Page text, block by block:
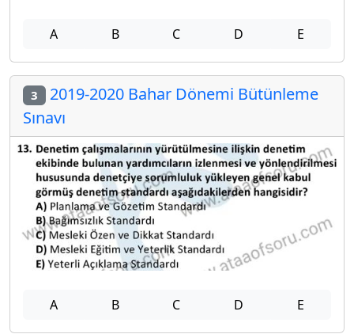
A B C D E
3 2019-2020 Bahar Dönemi Bütünleme
Sınavı
A B C D E